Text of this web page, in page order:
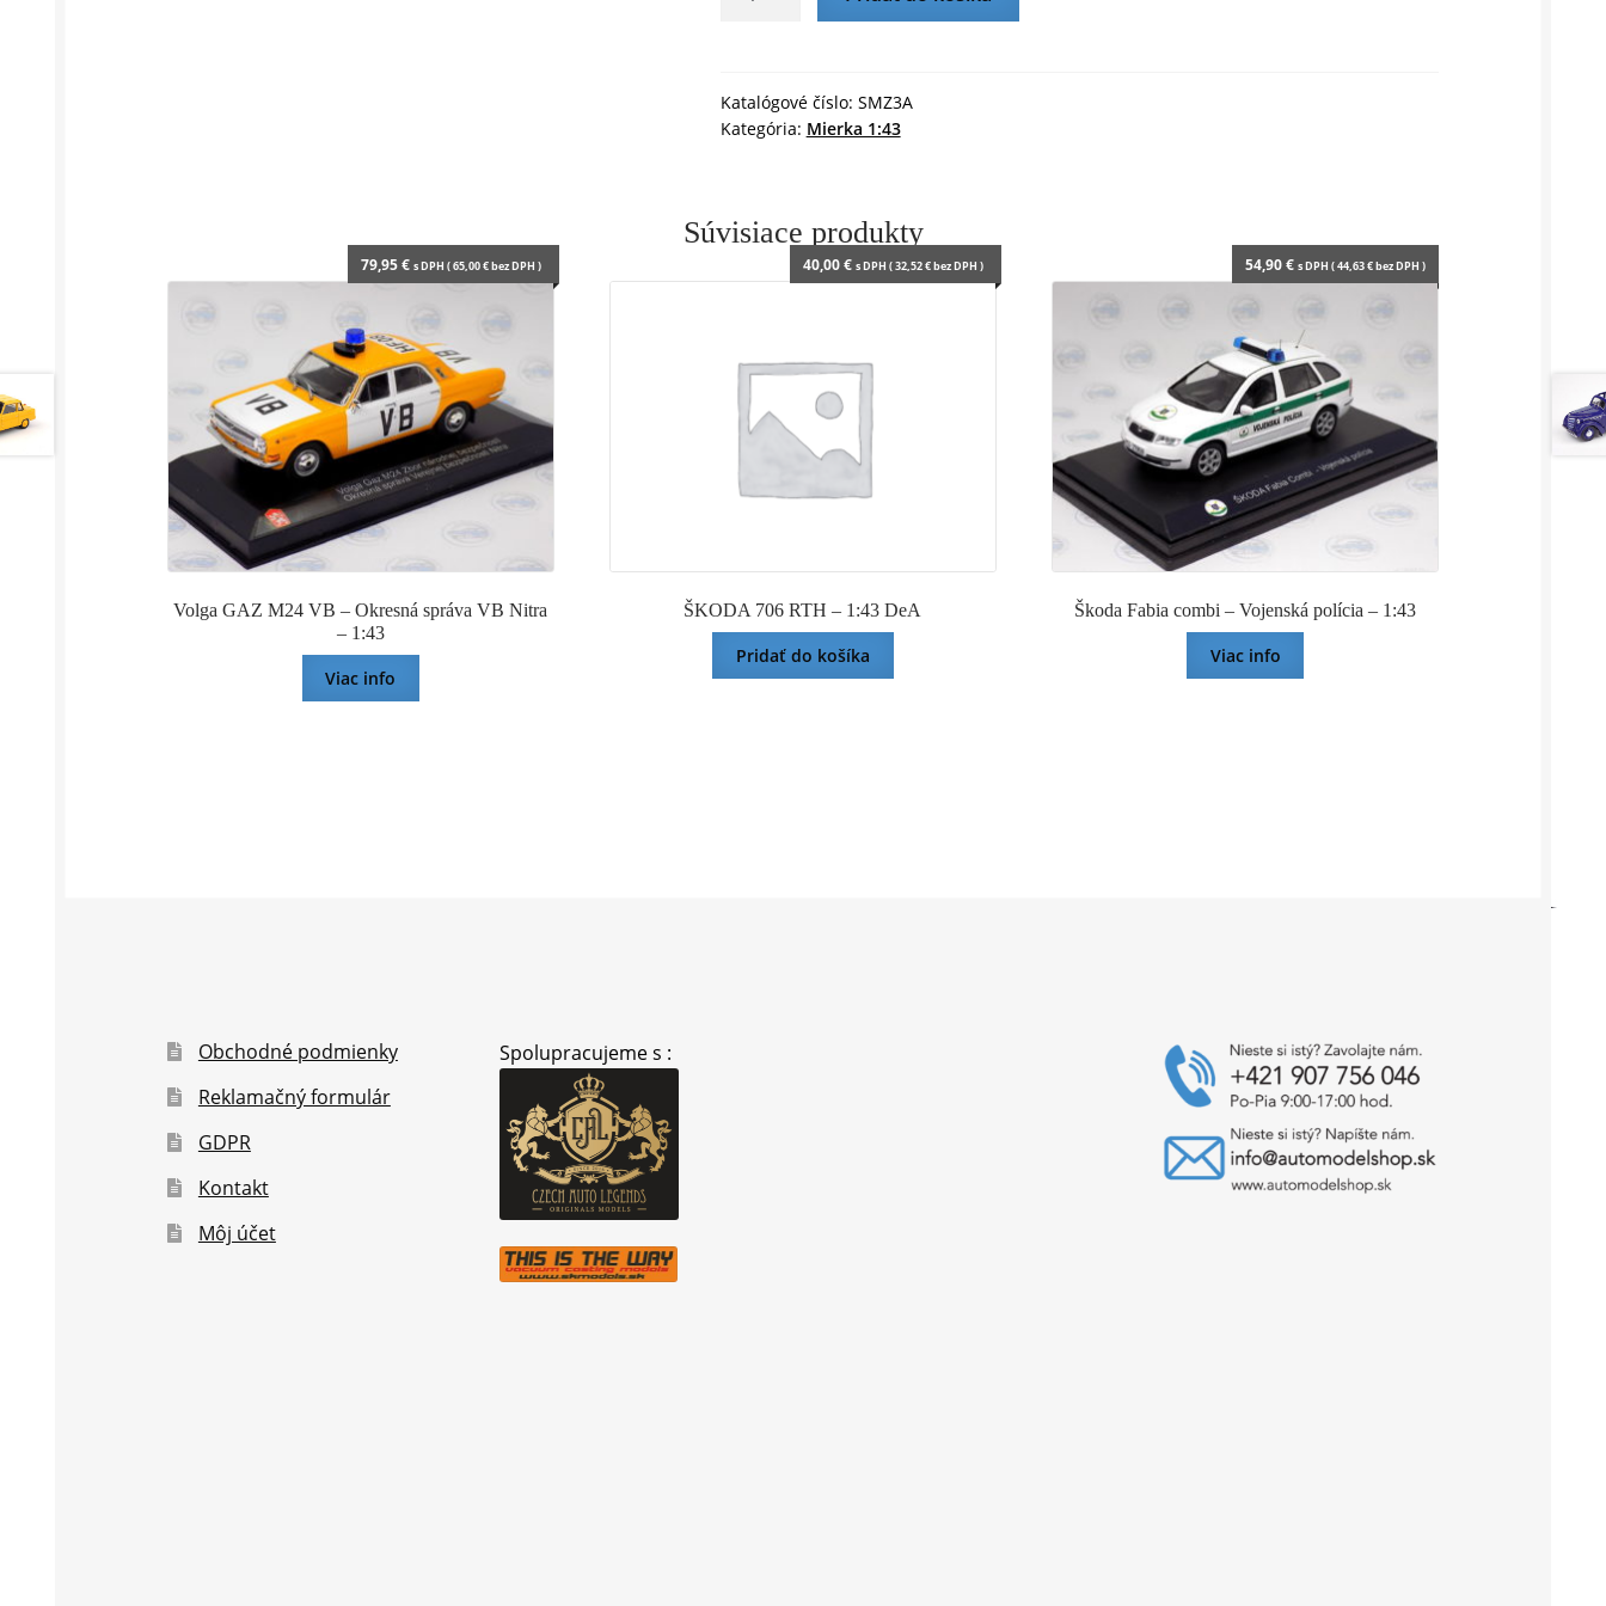
n
-
1:43
Katalógové číslo: SMZ3A
Kategória: Mierka 1:43
Súvisiace produkty
Volga GAZ M24 VB – Okresná správa VB Nitra
– 1:43
79,95€ s DPH (65,00€bez DPH )
Viac info
ŠKODA 706 RTH – 1:43 DeA
40,00€ s DPH (32,52€bez DPH )
Pridať do košíka
Škoda Fabia combi – Vojenská polícia – 1:43
54,90€ s DPH (44,63€bez DPH )
Viac info
Obchodné podmienky
Reklamačný formulár
GDPR
Kontakt
Môj účet
Spolupracujeme s :